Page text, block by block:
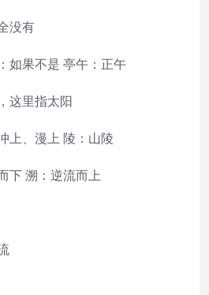
没有
如果不是 亭午：正午
这里指太阳
上、漫上 陵：山陵
下 溯：逆流而上